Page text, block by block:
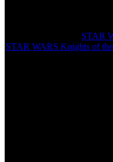
STAR
STAR WARS Knights of